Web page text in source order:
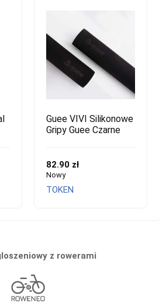
Guee VIVI Silikonowe
Gripy Guee Czarne
82.90 zł
Nowy
TOKEN
z rowerami